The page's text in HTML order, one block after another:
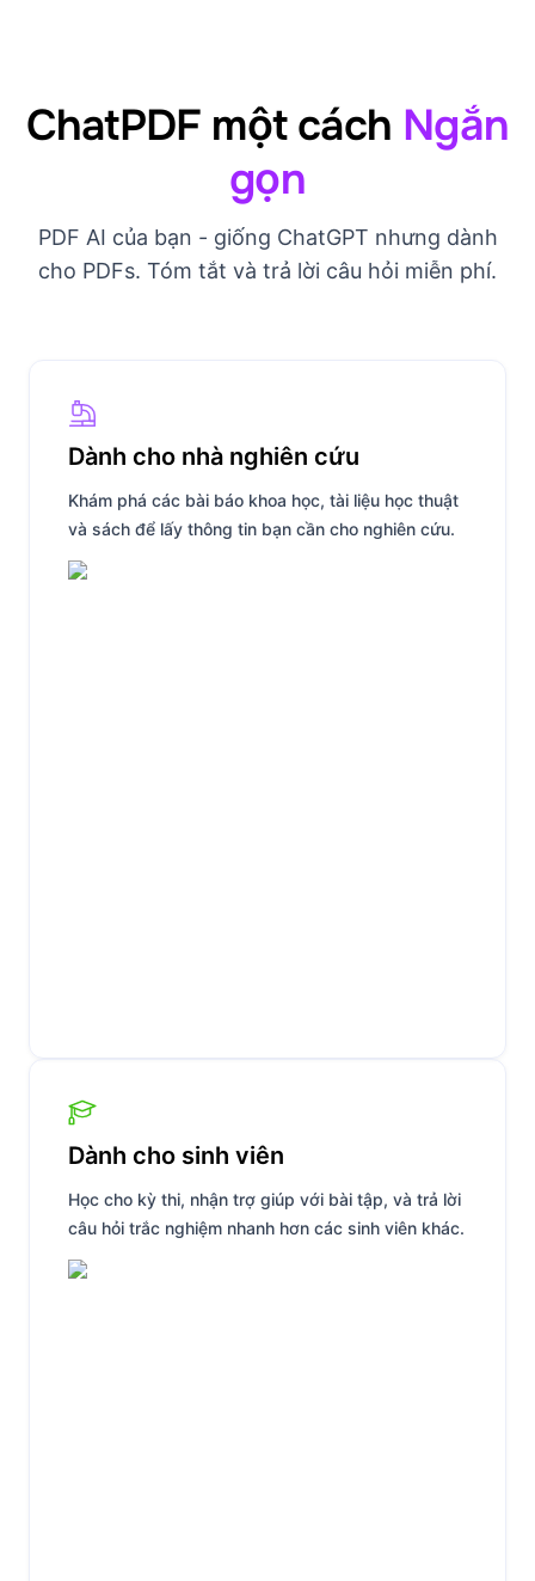
ChatPDF một cách Ngắn
gọn
PDF AI của bạn - giống ChatGPT nhưng dành
cho PDFs. Tóm tắt và trả lời câu hỏi miễn phí.
Dành cho nhà nghiên cứu
Khám phá các bài báo khoa học, tài liệu học thuật
và sách để lấy thông tin bạn cần cho nghiên cứu.
Dành cho sinh viên
Học cho kỳ thi, nhận trợ giúp với bài tập, và trả lời
câu hỏi trắc nghiệm nhanh hơn các sinh viên khác.